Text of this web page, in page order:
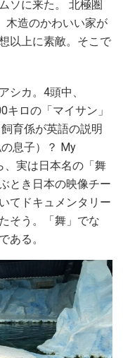
ソに来た。 北極圏
木造のかわいい家が
以上に素敵。そこで
シカ。4頭中、
ロの「マイサン」
育係が英語の説明
息子）？ My
、実は日本名の「舞
とき日本の映像チー
てドキュメンタリー
そう。「舞」でな
ある。